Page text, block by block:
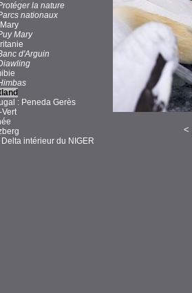
la nature
nationaux
Mary
d'Arguin
: Peneda Gerès
Delta intérieur du NIGER
<